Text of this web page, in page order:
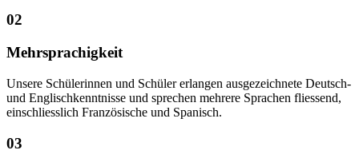
02
Mehrsprachigkeit
Unsere Schülerinnen und Schüler erlangen ausgezeichnete Deutsch-
und Englischkenntnisse und sprechen mehrere Sprachen fliessend,
einschliesslich Französische und Spanisch.
03